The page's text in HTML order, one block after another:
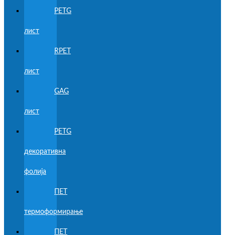
PETG
лист
RPET
лист
GAG
лист
PETG
декоративна
фолија
ПЕТ
термоформирање
ПЕТ